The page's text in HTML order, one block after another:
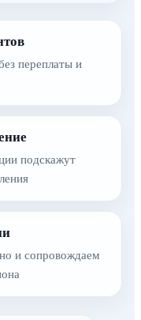
переплаты и
подскажут
и сопровождаем